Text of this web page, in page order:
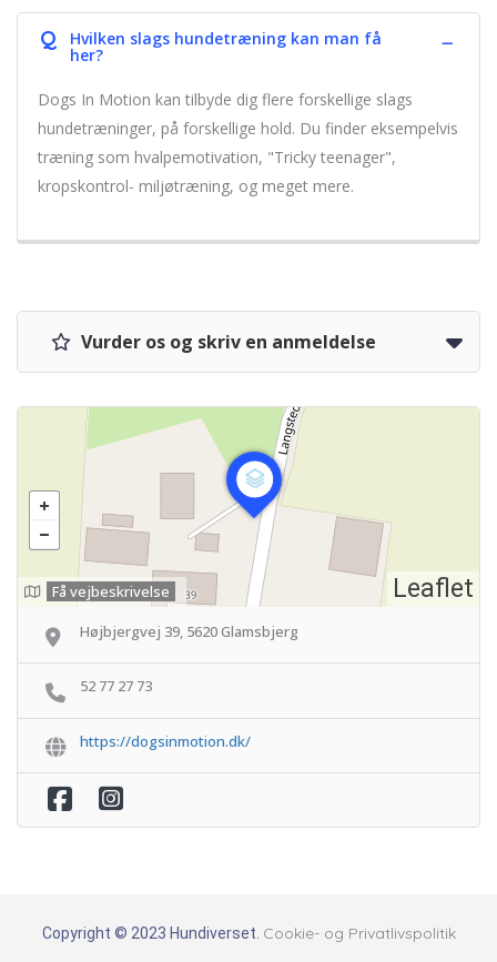
Q Hvilken slags hundetræning kan man få
her?
Dogs In Motion kan tilbyde dig flere forskellige slags
hundetræninger, på forskellige hold. Du finder eksempelvis
træning som hvalpemotivation, "Tricky teenager",
kropskontrol- miljøtræning, og meget mere.
Vurder os og skriv en anmeldelse
Leaflet
Få vejbeskrivelse
Højbjergvej 39, 5620 Glamsbjerg
52 77 27 73
https://dogsinmotion.dk/
Copyright © 2023 Hundiverset. Cookie- og Privatlivspolitik